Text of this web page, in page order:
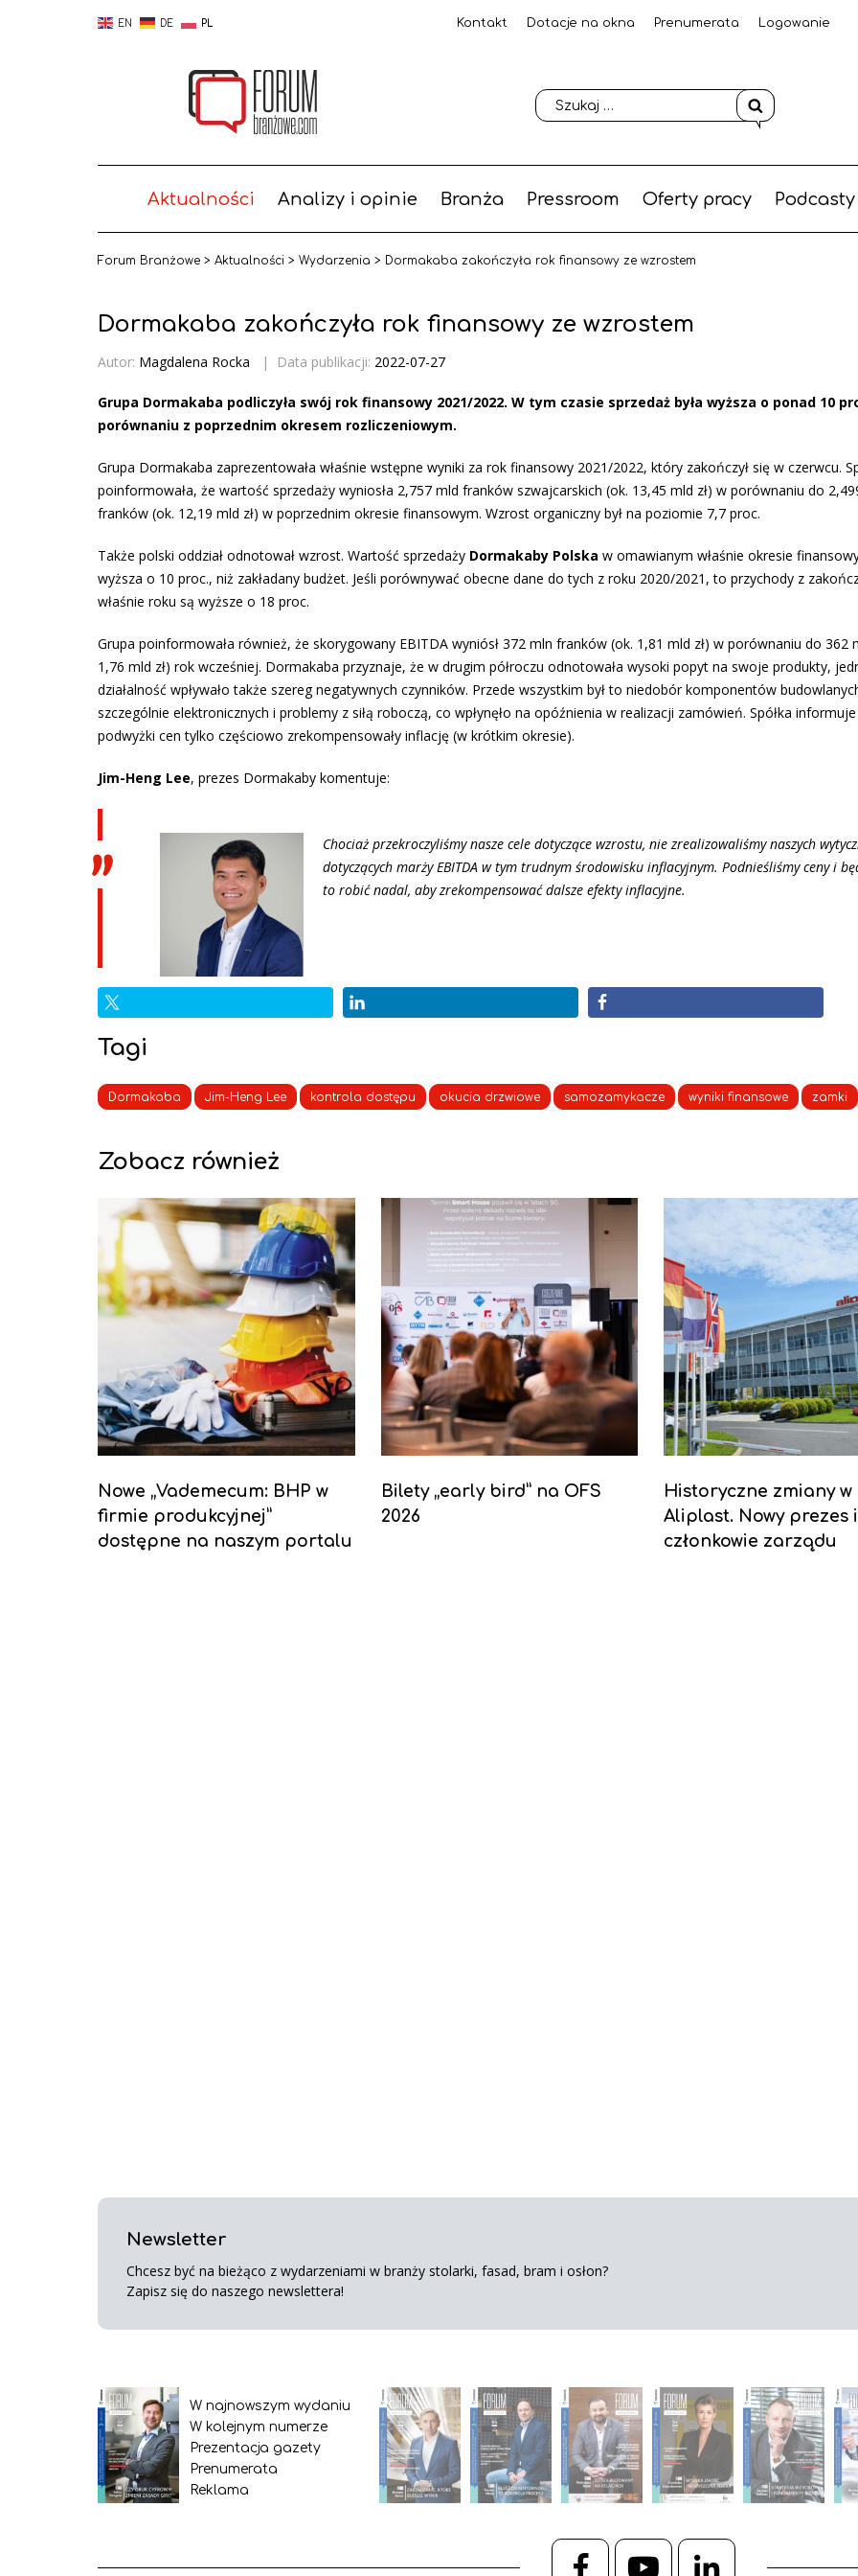
EN DE PL Kontakt Dotacje na okna Prenumerata Logowanie
Aktualności Analizy i opinie Branża Pressroom Oferty pracy Podcasty
Forum Branżowe > Aktualności > Wydarzenia > Dormakaba zakończyła rok finansowy ze wzrostem
Dormakaba zakończyła rok finansowy ze wzrostem
Autor: Magdalena Rocka | Data publikacji: 2022-07-27
Grupa Dormakaba podliczyła swój rok finansowy 2021/2022. W tym czasie sprzedaż była wyższa o ponad 10
porównaniu z poprzednim okresem rozliczeniowym.
Grupa Dormakaba zaprezentowała właśnie wstępne wyniki za rok finansowy 2021/2022, który zakończył się w czerwcu.
poinformowała, że wartość sprzedaży wyniosła 2,757 mld franków szwajcarskich (ok. 13,45 mld zł) w porównaniu do
franków (ok. 12,19 mld zł) w poprzednim okresie finansowym. Wzrost organiczny był na poziomie 7,7 proc.
Także polski oddział odnotował wzrost. Wartość sprzedaży Dormakaby Polska w omawianym właśnie okresie
wyższa o 10 proc., niż zakładany budżet. Jeśli porównywać obecne dane do tych z roku 2020/2021, to przychody z
właśnie roku są wyższe o 18 proc.
Grupa poinformowała również, że skorygowany EBITDA wyniósł 372 mln franków (ok. 1,81 mld zł) w porównaniu do 362
1,76 mld zł) rok wcześniej. Dormakaba przyznaje, że w drugim półroczu odnotowała wysoki popyt na swoje produkty,
działalność wpływało także szereg negatywnych czynników. Przede wszystkim był to niedobór komponentów
szczególnie elektronicznych i problemy z siłą roboczą, co wpłynęło na opóźnienia w realizacji zamówień. Spółka
podwyżki cen tylko częściowo zrekompensowały inflację (w krótkim okresie).
Jim-Heng Lee, prezes Dormakaby komentuje:
Chociaż przekroczyliśmy nasze cele dotyczące wzrostu, nie zrealizowaliśmy naszych
dotyczących marży EBITDA w tym trudnym środowisku inflacyjnym. Podnieśliśmy ceny i
to robić nadal, aby zrekompensować dalsze efekty inflacyjne.
Tagi
Dormakaba Jim-Heng Lee kontrola dostępu okucia drzwiowe samozamykacze wyniki finansowe zamki
Zobacz również
Nowe „Vademecum: BHP w
firmie produkcyjnej”
dostępne na naszym portalu
Bilety „early bird” na OFS
2026
Historyczne zmiany w
Aliplast. Nowy prezes i
członkowie zarządu
Newsletter
Chcesz być na bieżąco z wydarzeniami w branży stolarki, fasad, bram i osłon?
Zapisz się do naszego newslettera!
W najnowszym wydaniu
W kolejnym numerze
Prezentacja gazety
Prenumerata
Reklama
FacebookYouTube
LinkedIn